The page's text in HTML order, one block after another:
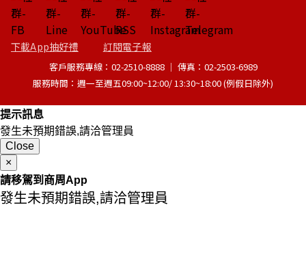
下載App抽好禮 訂閱電子報
客戶服務專線：02-2510-8888 │ 傳真：02-2503-6989
服務時間：週一至週五09:00~12:00/ 13:30~18:00 (例假日除外)
提示訊息
發生未預期錯誤,請洽管理員
Close
×
請移駕到商周App
發生未預期錯誤,請洽管理員